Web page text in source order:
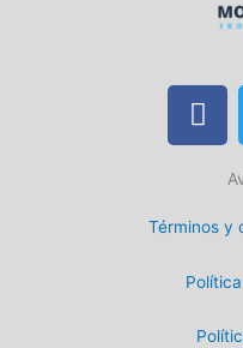
F
a
b
o
Términos y